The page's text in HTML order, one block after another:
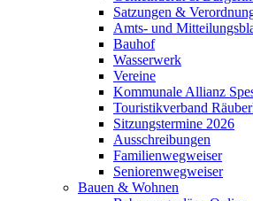
Satzungen &
Amts- und
Bauhof
Wasserwerk
Vereine
Kommunale Allianz
Touristikverband
Sitzungstermine 2026
Ausschreibungen
Familienwegweiser
Seniorenwegweiser
Bauen & Wohnen